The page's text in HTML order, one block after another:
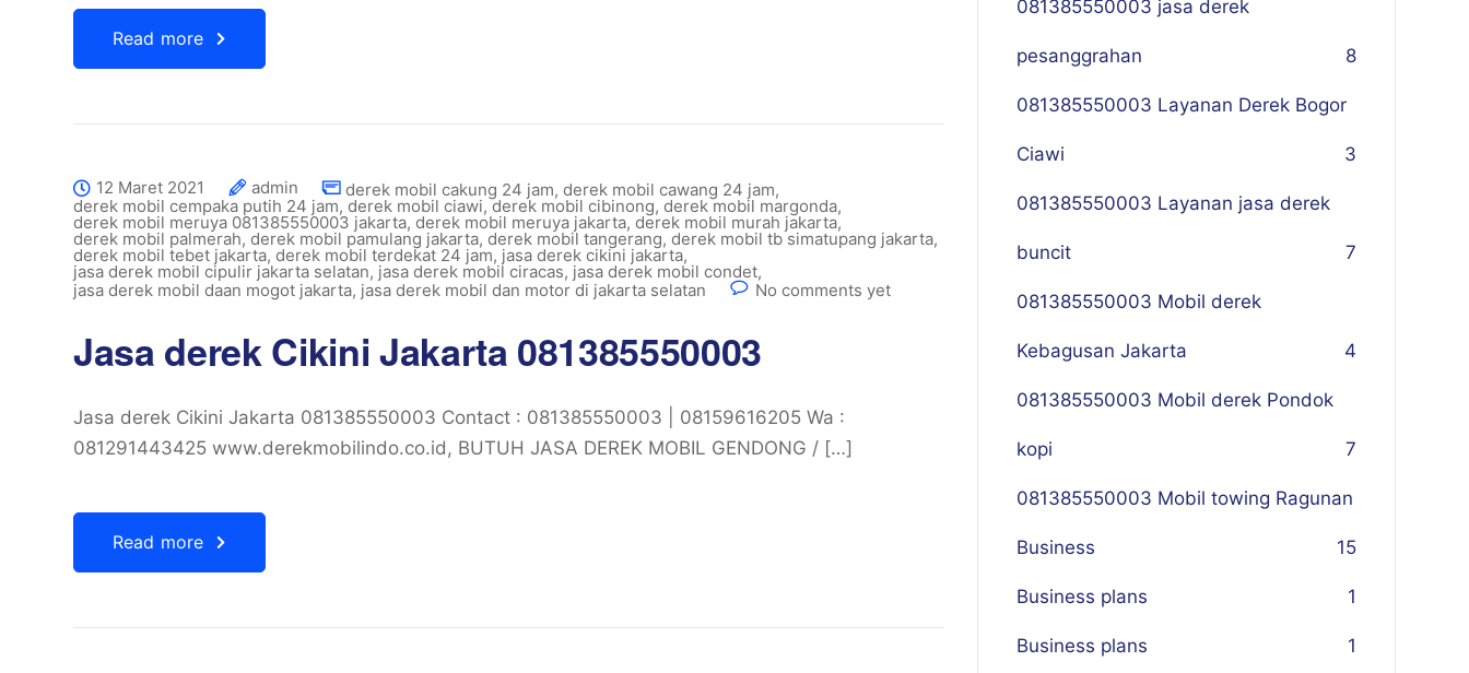
Read more
12 Maret 2021 admin derek mobil cakung 24 jam, derek mobil cawang 24 jam,
derek mobil cempaka putih 24 jam, derek mobil ciawi,derek mobil cibinong, derek mobil margonda,
derek mobil meruya 081385550003 jakarta, derek mobil meruya jakarta, derek mobil murah jakarta,
derek mobil palmerah, derek mobil pamulang jakarta, derek mobil tangerang, derek mobil tb simatupang jakarta,
derek mobil tebet jakarta, derek mobil terdekat 24 jam, jasa derek cikini jakarta,
jasa derek mobil cipulir jakarta selatan, jasa derek mobil ciracas, jasa derek mobil condet,
jasa derek mobil daan mogot jakarta, jasa derek mobil dan motor di jakarta selatan No comments yet
Jasa derek Cikini Jakarta 081385550003
Jasa derek Cikini Jakarta 081385550003 Contact : 081385550003 | 08159616205 Wa :
081291443425 www.derekmobilindo.co.id, BUTUH JASA DEREK MOBIL GENDONG / […]
Read more
081385550003 jasa derek
pesanggrahan 8
081385550003 Layanan Derek Bogor
Ciawi 3
081385550003 Layanan jasa derek
buncit 7
081385550003 Mobil derek
Kebagusan Jakarta 4
081385550003 Mobil derek Pondok
kopi 7
081385550003 Mobil towing Ragunan
5
Business 1
Business plans 1
Business plans 1